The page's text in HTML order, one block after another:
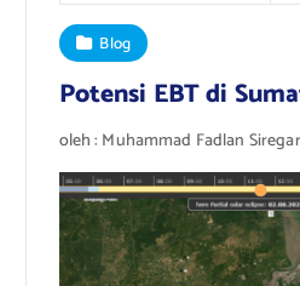
Blog
Potensi EBT di
oleh : Muhammad Fadlan Siregar